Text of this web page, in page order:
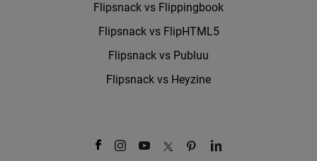
Flipsnack vs Flippingbook
Flipsnack vs FlipHTML5
Flipsnack vs Publuu
Flipsnack vs Heyzine